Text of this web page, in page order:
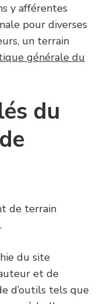
y afférentes
pour diverses
un terrain
générale du
du
de terrain
du site
et de
d’outils tels que